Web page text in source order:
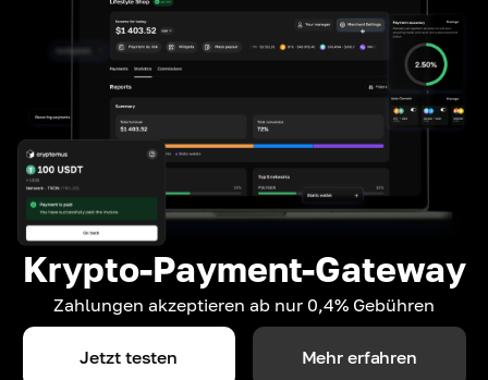
Krypto-Payment-Gateway
Zahlungen akzeptieren ab nur 0,4% Gebühren
Jetzt testen Mehr erfahren